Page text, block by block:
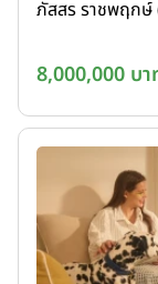
ภัสสร ราชพฤก
8,000,000 บา